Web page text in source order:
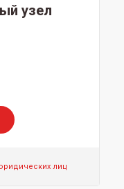
узел
лиц